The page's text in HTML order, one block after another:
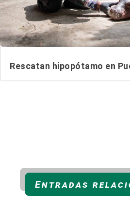
Rescatan hipopótamo en
Entradas